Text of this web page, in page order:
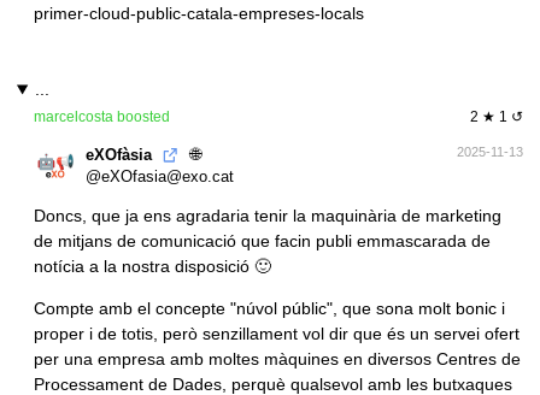
primer-cloud-public-catala-empreses-locals
2 ★ 1 ↺
marcelcosta boosted
eXOfàsia 🌐 2025-11-13
@eXOfasia@exo.cat
Doncs, que ja ens agradaria tenir la maquinària de marketing
de mitjans de comunicació que facin publi emmascarada de
notícia a la nostra disposició 🙂
Compte amb el concepte "núvol públic", que sona molt bonic i
proper i de totis, però senzillament vol dir que és un servei ofert
per una empresa amb moltes màquines en diversos Centres de
Processament de Dades, perquè qualsevol amb les butxaques